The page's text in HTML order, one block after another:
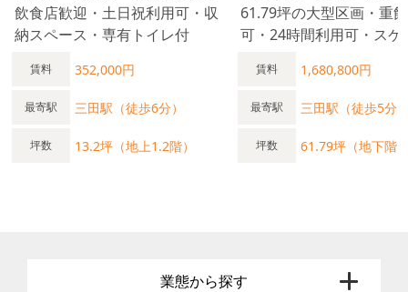
飲食店歓迎・土日祝利用可・収
納スペース・専有トイレ付
賃料 352,000円
最寄駅 三田駅（徒歩6分）
坪数 13.2坪（地上1.2階）
61.79坪の大型区画・重
可・24時間利用可・スケ
賃料 1,680,800円
最寄駅 三田駅（徒歩5分
坪数 61.79坪（地下階
業態から探す